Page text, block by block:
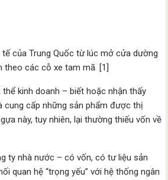
tế của Trung Quốc từ lúc mở cửa dường
theo các cỗ xe tam mã. [1]
kinh doanh – biết hoặc nhận thấy
cung cấp những sản phẩm được thị
này, tuy nhiên, lại thường thiếu vốn về
ty nhà nước – có vốn, có tư liệu sản
quan hệ “trọng yếu” với hệ thống ngân